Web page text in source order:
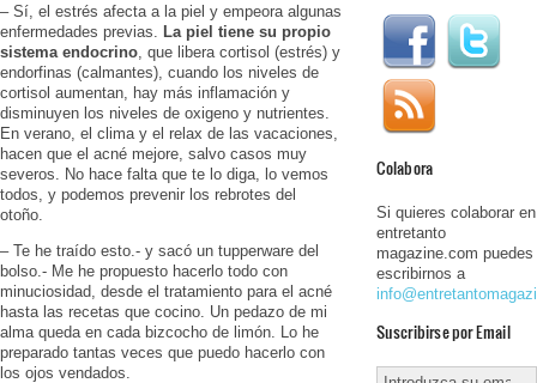
– Sí, el estrés afecta a la piel y empeora algunas
enfermedades previas. La piel tiene su propio
sistema endocrino , que libera cortisol (estrés) y
endorfinas (calmantes), cuando los niveles de
cortisol aumentan, hay más inflamación y
disminuyen los niveles de oxigeno y nutrientes.
En verano, el clima y el relax de las vacaciones,
hacen que el acné mejore, salvo casos muy
severos. No hace falta que te lo diga, lo vemos
todos, y podemos prevenir los rebrotes del
otoño.
– Te he traído esto.- y sacó un tupperware del
bolso.- Me he propuesto hacerlo todo con
minuciosidad, desde el tratamiento para el acné
hasta las recetas que cocino. Un pedazo de mi
alma queda en cada bizcocho de limón. Lo he
preparado tantas veces que puedo hacerlo con
los ojos vendados.
Colabora
Si quieres colaborar en
entretanto
magazine.com puedes
escribirnos a
Suscribirse por Email